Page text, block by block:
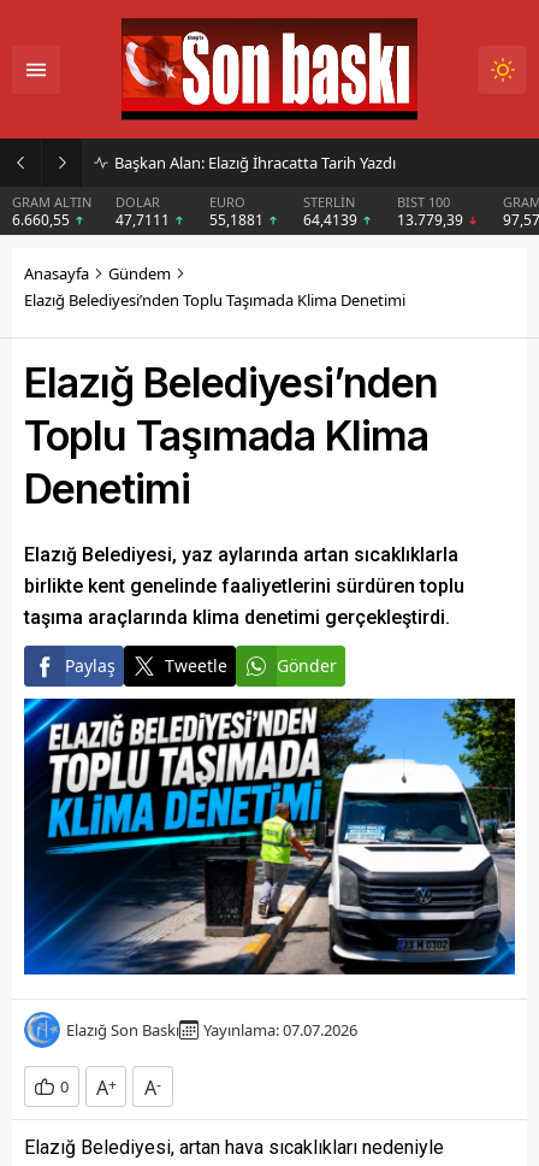
İmar Kararı Mahkemeye Taşındı
DOLAR
47,7111
EURO
55,1881
STERLİN
64,4139
BIST 100
13.779,39
GRAM GÜMÜŞ
97,57
Anasayfa
Gündem
Elazığ Belediyesi’nden Toplu Taşımada Klima Denetimi
Elazığ Belediyesi’nden
Toplu Taşımada Klima
Denetimi
Elazığ Belediyesi, yaz aylarında artan sıcaklıklarla
birlikte kent genelinde faaliyetlerini sürdüren toplu
taşıma araçlarında klima denetimi gerçekleştirdi.
Paylaş Tweetle Gönder
Elazığ Son Baskı Yayınlama: 07.07.2026
0 A+ A-
Elazığ Belediyesi, artan hava sıcaklıkları nedeniyle